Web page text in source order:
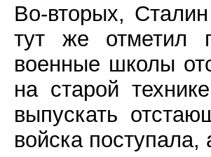
Во-вторых,
тут же отметил
военные школы
на старой
выпускать
войска